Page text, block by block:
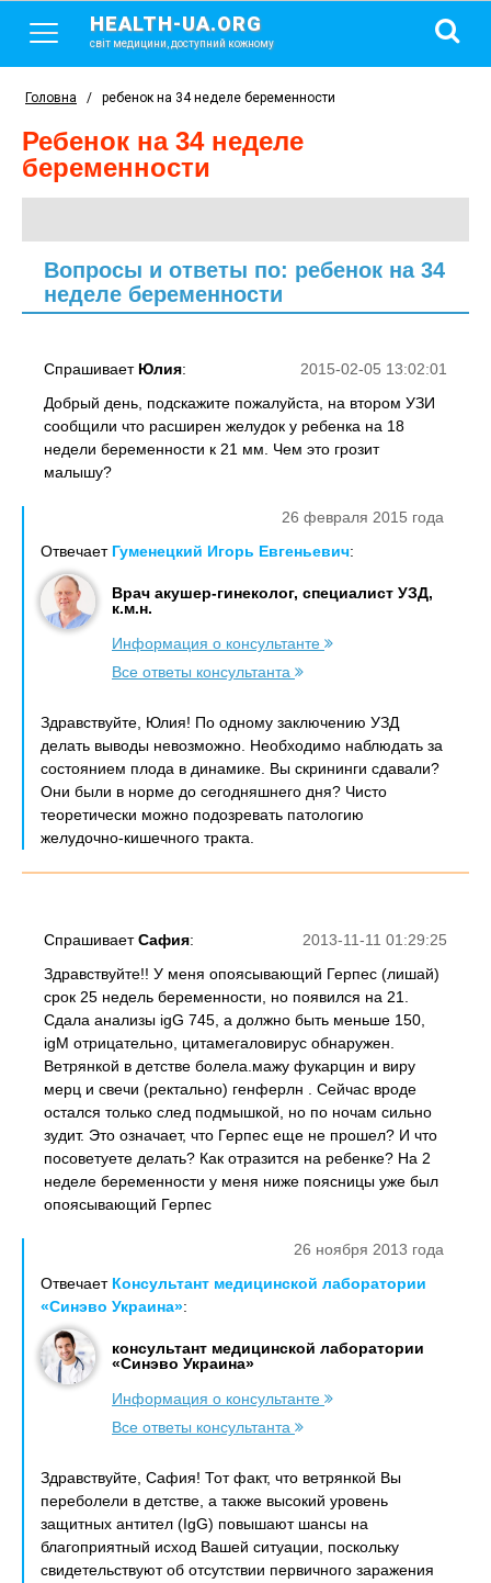
HEALTH-UA.ORG
світ медицини, доступний кожному
Головна / ребенок на 34 неделе беременности
ребенок на 34 неделе
беременности
Вопросы и ответы по: ребенок на 34
неделе беременности
2015-02-05 13:02:01
Спрашивает Юлия:
Добрый день, подскажите пожалуйста, на втором УЗИ
сообщили что расширен желудок у ребенка на 18
недели беременности к 21 мм. Чем это грозит
малышу?
26 февраля 2015 года
Отвечает Гуменецкий Игорь Евгеньевич:
Врач акушер-гинеколог, специалист УЗД,
к.м.н.
Информация о консультанте
Все ответы консультанта
Здравствуйте, Юлия! По одному заключению УЗД
делать выводы невозможно. Необходимо наблюдать за
состоянием плода в динамике. Вы скрининги сдавали?
Они были в норме до сегодняшнего дня? Чисто
теоретически можно подозревать патологию
желудочно-кишечного тракта.
2013-11-11 01:29:25
СпрашиваетСафия:
Здравствуйте!! У меня опоясывающий Герпес (лишай)
срок 25 недель беременности, но появился на 21.
Сдала анализы igG 745, а должно быть меньше 150,
igM отрицательно, цитамегаловирус обнаружен.
Ветрянкой в детстве болела.мажу фукарцин и виру
мерц и свечи (ректально) генферлн . Сейчас вроде
остался только след подмышкой, но по ночам сильно
зудит. Это означает, что Герпес еще не прошел? И что
посоветуете делать? Как отразится на ребенке? На 2
неделе беременности у меня ниже поясницы уже был
опоясывающий Герпес
26 ноября 2013 года
Отвечает Консультант медицинской лаборатории
«Синэво Украина»:
консультант медицинской лаборатории
«Синэво Украина»
Информация о консультанте
Все ответы консультанта
Здравствуйте, Сафия! Тот факт, что ветрянкой Вы
переболели в детстве, а также высокий уровень
защитных антител (IgG) повышают шансы на
благоприятный исход Вашей ситуации, поскольку
свидетельствуют об отсутствии первичного заражения